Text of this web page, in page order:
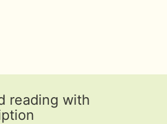
reading with